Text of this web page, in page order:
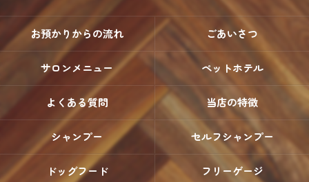
お預かりからの流れ ごあいさつ
サロンメニュー ペットホテル
よくある質問 当店の特徴
シャンプー セルフシャンプー
ドッグフード フリーゲージ